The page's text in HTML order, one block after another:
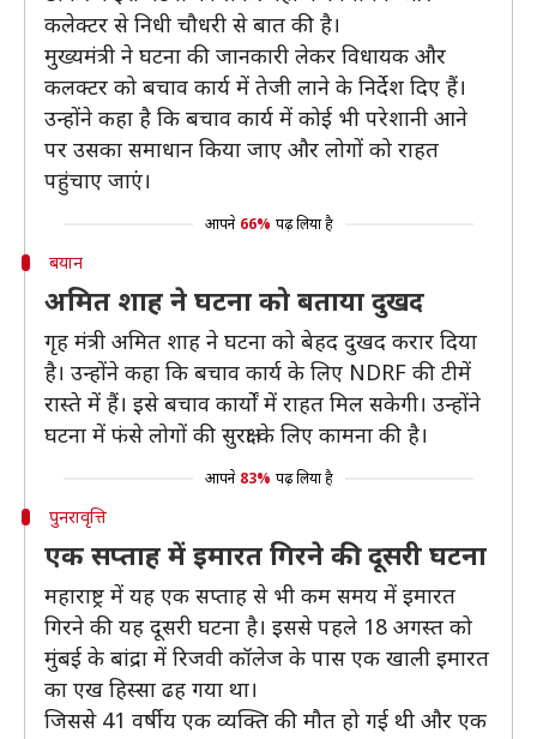
कलेक्टर से निधी चौधरी से बात की है।
मुख्यमंत्री ने घटना की जानकारी लेकर विधायक और
कलक्टर को बचाव कार्य में तेजी लाने के निर्देश दिए हैं।
उन्होंने कहा है कि बचाव कार्य में कोई भी परेशानी आने
पर उसका समाधान किया जाए और लोगों को राहत
पहुंचाए जाएं।
आपने 66% पढ़ लिया है
बयान
अमित शाह ने घटना को बताया दुखद
गृह मंत्री अमित शाह ने घटना को बेहद दुखद करार दिया
है। उन्होंने कहा कि बचाव कार्य के लिए NDRF की टीमें
रास्ते में हैं। इसे बचाव कार्यों में राहत मिल सकेगी। उन्होंने
घटना में फंसे लोगों की सुरक्षा के लिए कामना की है।
आपने 83% पढ़ लिया है
पुनरावृत्ति
एक सप्ताह में इमारत गिरने की दूसरी घटना
महाराष्ट्र में यह एक सप्ताह से भी कम समय में इमारत
गिरने की यह दूसरी घटना है। इससे पहले 18 अगस्त को
मुंबई के बांद्रा में रिजवी कॉलेज के पास एक खाली इमारत
का एख हिस्सा ढह गया था।
जिससे 41 वर्षीय एक व्यक्ति की मौत हो गई थी और एक